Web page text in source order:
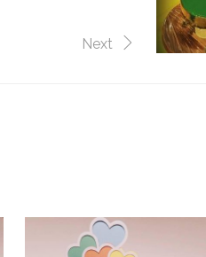
Next